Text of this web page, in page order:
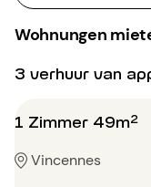
Wohnungen
3 verhuur van
1 Zimmer 49m²
Vincennes